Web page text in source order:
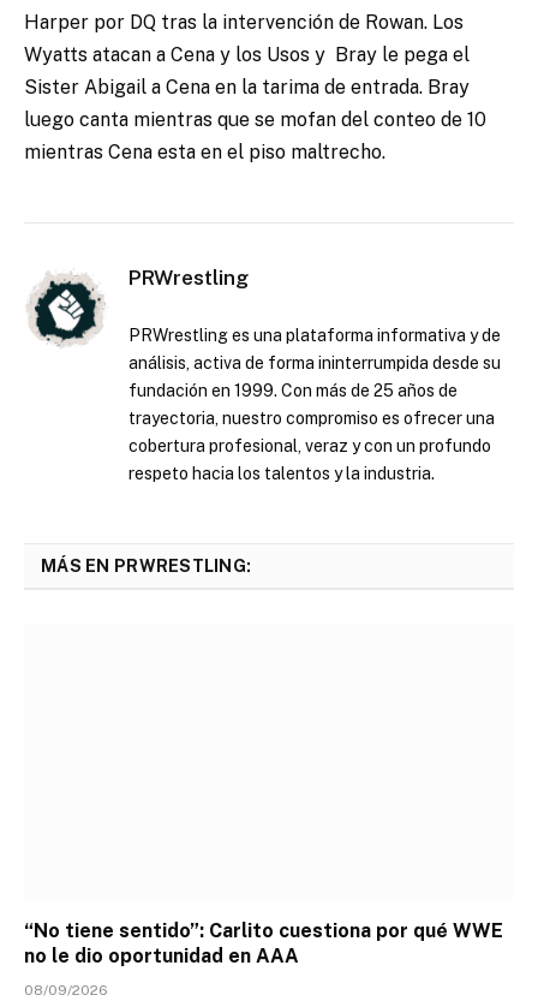
Harper por DQ tras la intervención de Rowan. Los
Wyatts atacan a Cena y los Usos y Bray le pega el
Sister Abigail a Cena en la tarima de entrada. Bray
luego canta mientras que se mofan del conteo de 10
mientras Cena esta en el piso maltrecho.
PRWrestling
PRWrestling es una plataforma informativa y de
análisis, activa de forma ininterrumpida desde su
fundación en 1999. Con más de 25 años de
trayectoria, nuestro compromiso es ofrecer una
cobertura profesional, veraz y con un profundo
respeto hacia los talentos y la industria.
MÁS EN PRWRESTLING:
“No tiene sentido”: Carlito cuestiona por qué WWE
no le dio oportunidad en AAA
08/09/2026